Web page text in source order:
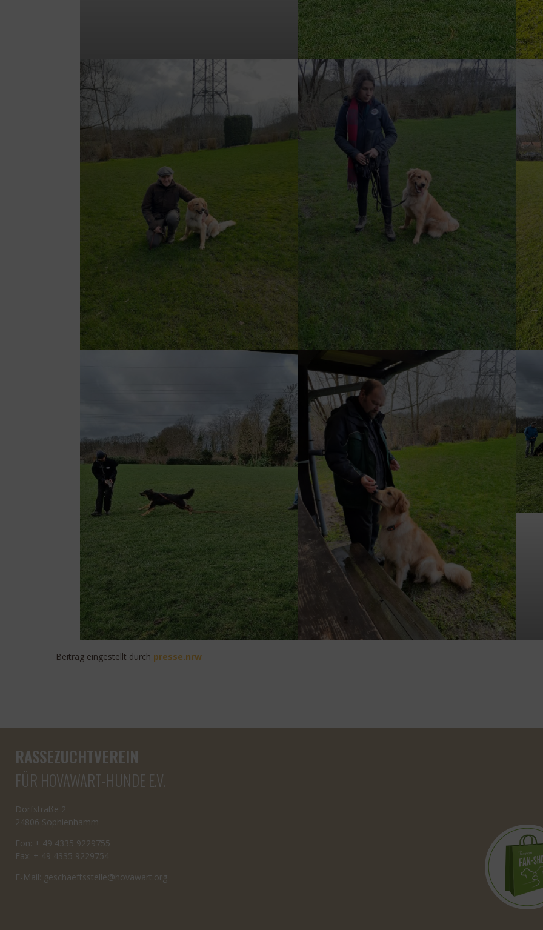
Beitrag eingestellt durch presse.nrw
RASSEZUCHTVEREIN
FÜR HOVAWART-HUNDE E.V.
Dorfstraße 2
24806 Sophienhamm
Fon: + 49 4335 9229755
Fax: + 49 4335 9229754
E-Mail:
gro.t
rawav
oh@el
letss
tfeah
cseg